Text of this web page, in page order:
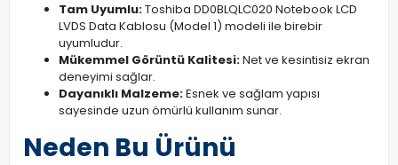
Tam Uyumlu:Toshiba DD0BLQLC020 Notebook LCD
LVDS Data Kablosu (Model 1) modeli ile birebir
uyumludur.
Mükemmel Görüntü Kalitesi:Net ve kesintisiz ekran
deneyimi sağlar.
Dayanıklı Malzeme:Esnek ve sağlam yapısı
sayesinde uzun ömürlü kullanım sunar.
Neden Bu Ürünü